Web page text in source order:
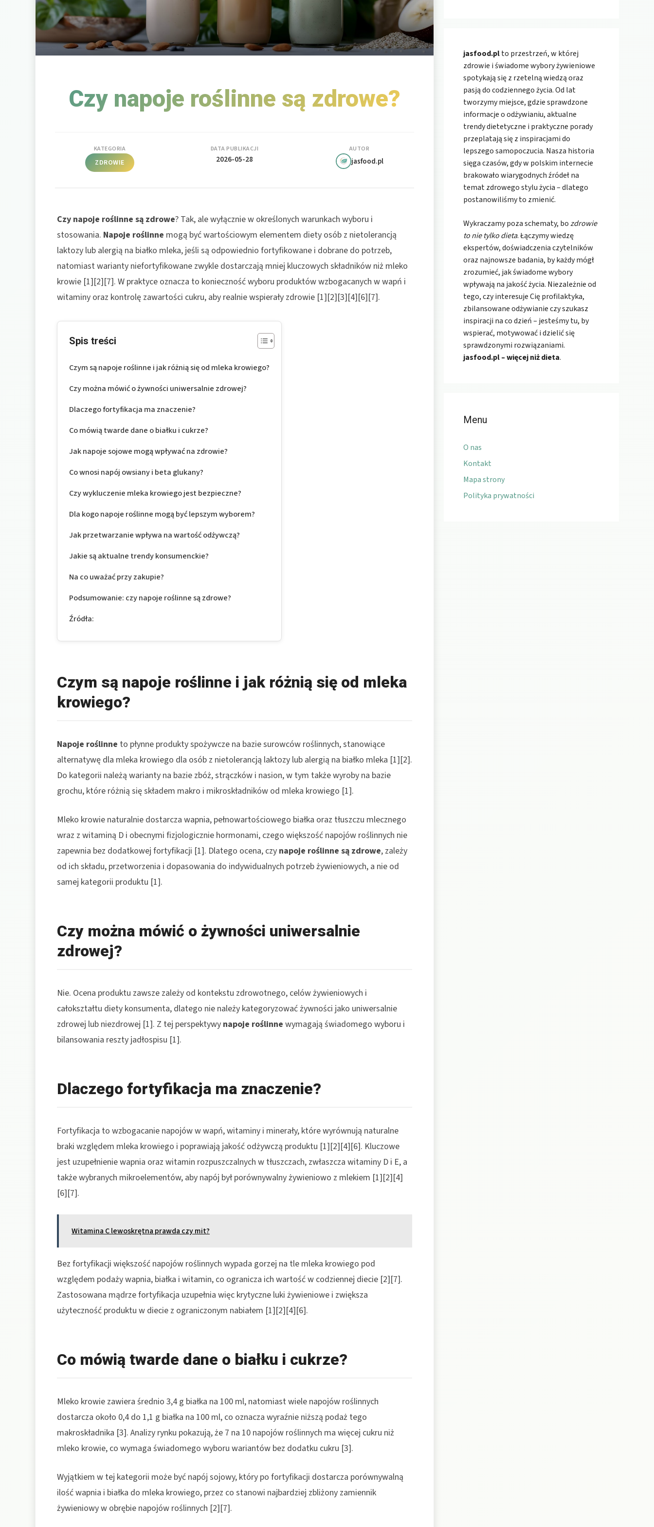
Czy napoje roślinne są zdrowe?
KATEGORIA
ZDROWIE
DATA PUBLIKACJI
2026-05-28
AUTOR
jasfood.pl
Czy napoje roślinne są zdrowe? Tak, ale wyłącznie w określonych warunkach wyboru i
stosowania. Napoje roślinne mogą być wartościowym elementem diety osób z nietolerancją
laktozy lub alergią na białko mleka, jeśli są odpowiednio fortyfikowane i dobrane do potrzeb,
natomiast warianty niefortyfikowane zwykle dostarczają mniej kluczowych składników niż mleko
krowie [1][2][7]. W praktyce oznacza to konieczność wyboru produktów wzbogacanych w wapń i
witaminy oraz kontrolę zawartości cukru, aby realnie wspierały zdrowie [1][2][3][4][6][7].
Spis treści
Czym są napoje roślinne i jak różnią się od mleka krowiego?
Czy można mówić o żywności uniwersalnie zdrowej?
Dlaczego fortyfikacja ma znaczenie?
Co mówią twarde dane o białku i cukrze?
Jak napoje sojowe mogą wpływać na zdrowie?
Co wnosi napój owsiany i beta glukany?
Czy wykluczenie mleka krowiego jest bezpieczne?
Dla kogo napoje roślinne mogą być lepszym wyborem?
Jak przetwarzanie wpływa na wartość odżywczą?
Jakie są aktualne trendy konsumenckie?
Na co uważać przy zakupie?
Podsumowanie: czy napoje roślinne są zdrowe?
Źródła:
Czym są napoje roślinne i jak różnią się od mleka
krowiego?
Napoje roślinne to płynne produkty spożywcze na bazie surowców roślinnych, stanowiące
alternatywę dla mleka krowiego dla osób z nietolerancją laktozy lub alergią na białko mleka [1][2].
Do kategorii należą warianty na bazie zbóż, strączków i nasion, w tym także wyroby na bazie
grochu, które różnią się składem makro i mikroskładników od mleka krowiego [1].
Mleko krowie naturalnie dostarcza wapnia, pełnowartościowego białka oraz tłuszczu mlecznego
wraz z witaminą D i obecnymi fizjologicznie hormonami, czego większość napojów roślinnych nie
zapewnia bez dodatkowej fortyfikacji [1]. Dlatego ocena, czy napoje roślinne są zdrowe, zależy
od ich składu, przetworzenia i dopasowania do indywidualnych potrzeb żywieniowych, a nie od
samej kategorii produktu [1].
Czy można mówić o żywności uniwersalnie
zdrowej?
Nie. Ocena produktu zawsze zależy od kontekstu zdrowotnego, celów żywieniowych i
całokształtu diety konsumenta, dlatego nie należy kategoryzować żywności jako uniwersalnie
zdrowej lub niezdrowej [1]. Z tej perspektywy napoje roślinne wymagają świadomego wyboru i
bilansowania reszty jadłospisu [1].
Dlaczego fortyfikacja ma znaczenie?
Fortyfikacja to wzbogacanie napojów w wapń, witaminy i minerały, które wyrównują naturalne
braki względem mleka krowiego i poprawiają jakość odżywczą produktu [1][2][4][6]. Kluczowe
jest uzupełnienie wapnia oraz witamin rozpuszczalnych w tłuszczach, zwłaszcza witaminy D i E, a
także wybranych mikroelementów, aby napój był porównywalny żywieniowo z mlekiem [1][2][4]
[6][7].
Witamina C lewoskrętna prawda czy mit?
Bez fortyfikacji większość napojów roślinnych wypada gorzej na tle mleka krowiego pod
względem podaży wapnia, białka i witamin, co ogranicza ich wartość w codziennej diecie [2][7].
Zastosowana mądrze fortyfikacja uzupełnia więc krytyczne luki żywieniowe i zwiększa
użyteczność produktu w diecie z ograniczonym nabiałem [1][2][4][6].
Co mówią twarde dane o białku i cukrze?
Mleko krowie zawiera średnio 3,4 g białka na 100 ml, natomiast wiele napojów roślinnych
dostarcza około 0,4 do 1,1 g białka na 100 ml, co oznacza wyraźnie niższą podaż tego
makroskładnika [3]. Analizy rynku pokazują, że 7 na 10 napojów roślinnych ma więcej cukru niż
mleko krowie, co wymaga świadomego wyboru wariantów bez dodatku cukru [3].
Wyjątkiem w tej kategorii może być napój sojowy, który po fortyfikacji dostarcza porównywalną
ilość wapnia i białka do mleka krowiego, przez co stanowi najbardziej zbliżony zamiennik
żywieniowy w obrębie napojów roślinnych [2][7].
jasfood.plto przestrzeń, w której
zdrowie i świadome wybory żywieniowe
spotykają się z rzetelną wiedzą oraz
pasją do codziennego życia. Od lat
tworzymy miejsce, gdzie sprawdzone
informacje o odżywianiu, aktualne
trendy dietetyczne i praktyczne porady
przeplatają się z inspiracjami do
lepszego samopoczucia. Nasza historia
sięga czasów, gdy w polskim internecie
brakowało wiarygodnych źródeł na
temat zdrowego stylu życia – dlatego
postanowiliśmy to zmienić.
Wykraczamy poza schematy, bozdrowie
to nie tylko dieta. Łączymy wiedzę
ekspertów, doświadczenia czytelników
oraz najnowsze badania, by każdy mógł
zrozumieć, jak świadome wybory
wpływają na jakość życia. Niezależnie od
tego, czy interesuje Cię profilaktyka,
zbilansowane odżywianie czy szukasz
inspiracji na co dzień – jesteśmy tu, by
wspierać, motywować i dzielić się
sprawdzonymi rozwiązaniami.
jasfood.pl – więcej niż dieta.
Menu
O nas
Kontakt
Mapa strony
Polityka prywatności